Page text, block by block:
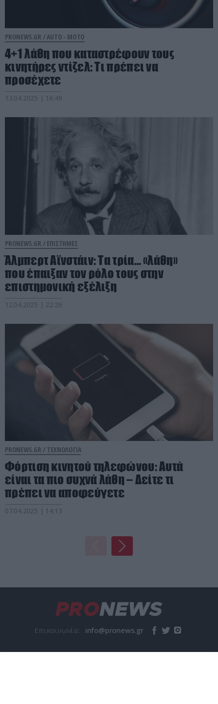
PRONEWS.GR /AUTO - MOTO
4+1 λάθη που καταστρέφουν τους
κινητήρες ντίζελ: Τι πρέπει να
προσέχετε
13.04.2025 | 16:49
PRONEWS.GR / ΕΠΙΣΤΗΜΕΣ
Άλμπερτ Αϊνστάιν: Τα τρία… «λάθη»
που έπαιξαν τον ρόλο τους στην
επιστημονική εξέλιξη
12.04.2025 | 22:26
PRONEWS.GR / ΤΕΧΝΟΛΟΓΙΑ
Φόρτιση κινητού τηλεφώνου: Αυτά
είναι τα πιο συχνά λάθη – Δείτε τι
πρέπει να αποφεύγετε
07.04.2025 | 14:13
Επικοινωνία: